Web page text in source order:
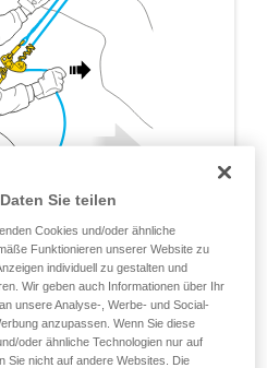
Sie teilen
Cookies und/oder ähnliche
Funktionieren unserer Website zu
individuell zu gestalten und
Wir geben auch Informationen über Ihr
unsere Analyse-, Werbe- und Social-
anzupassen. Wenn Sie diese
oder ähnliche Technologien nur auf
Sie nicht auf andere Websites. Die